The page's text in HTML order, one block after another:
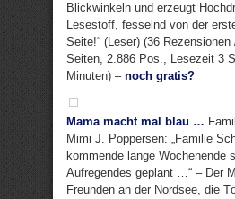
Blickwinkeln und erzeugt
Lesestoff, fesselnd von der
Seite!“ (Leser) (36
Seiten, 2.886 Pos., Lesezeit 3
Minuten) – noch gratis?
Mama macht mal blau …
Mimi J. Poppersen: „Familie
kommende lange Wochenende
Aufregendes geplant …“ – Der
Freunden an der Nordsee, die